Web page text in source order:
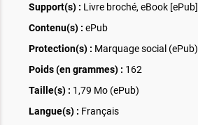
Support(s) : Livre broché, eBook [ePub]
Contenu(s) : ePub
Protection(s) : Marquage social (ePub)
Poids (en grammes) : 162
Taille(s) : 1,79 Mo (ePub)
Langue(s) : Français